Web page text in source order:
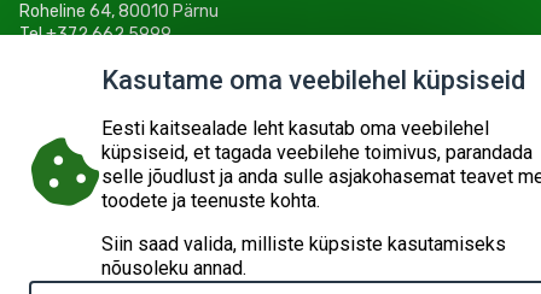
© 2026 KESKKONNAAMET SISUKAART ESITA PÄRING
Roheline 64, 80010 Pärnu
Tel +372 662 5999
Kasutame oma veebilehel küpsiseid
Eesti kaitsealade leht kasutab oma veebilehel
küpsiseid, et tagada veebilehe toimivus, parandada
selle jõudlust ja anda sulle asjakohasemat teavet
toodete ja teenuste kohta.
Siin saad valida, milliste küpsiste kasutamiseks
nõusoleku annad.